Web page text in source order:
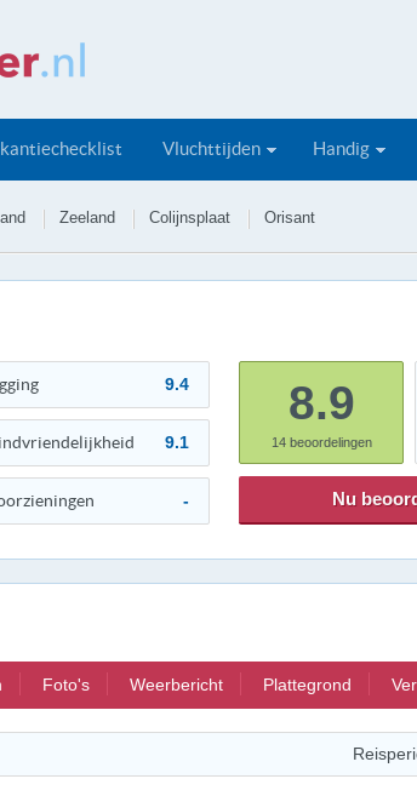
Vluchttijden Handig
Zeeland Colijnsplaat Orisant
9.4
9.1
-
8.9
14beoordelingen
Nu
Foto's Weerbericht Plattegrond